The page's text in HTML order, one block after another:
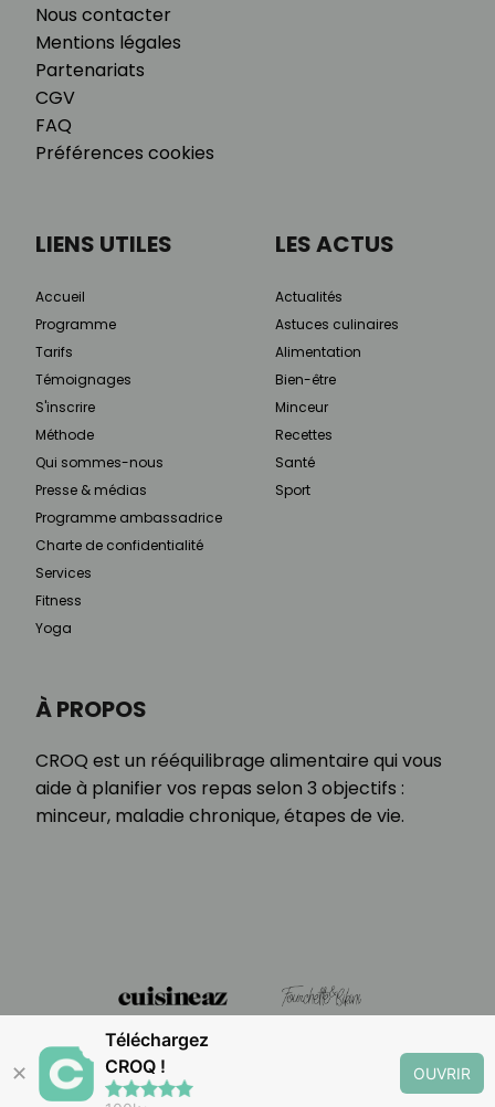
Nous contacter
Mentions légales
Partenariats
CGV
FAQ
Préférences cookies
À PROPOS
CROQ est un rééquilibrage alimentaire qui vous
aide à planifier vos repas selon 3 objectifs :
minceur, maladie chronique, étapes de vie.
LIENS UTILES
Accueil
Programme
Tarifs
Témoignages
S'inscrire
Méthode
Qui sommes-nous
Presse & médias
Programme ambassadrice
Charte de confidentialité
Services
Fitness
Yoga
LES ACTUS
Actualités
Astuces culinaires
Alimentation
Bien-être
Minceur
Recettes
Santé
Sport
✕
Téléchargez
CROQ !
OUVRIR